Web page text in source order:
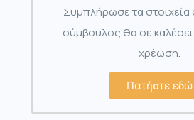
Συμπλήρωσε τα στοιχεία
σύμβουλος θα σε
χρέωση.
Πατήστε εδώ